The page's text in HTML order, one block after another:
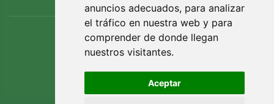
anuncios adecuados, para analizar
el tráfico en nuestra web y para
comprender de donde llegan
nuestros visitantes.
Aceptar